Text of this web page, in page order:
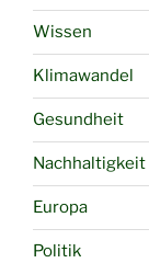
Wissen
Klimawandel
Gesundheit
Nachhaltigkeit
Europa
Politik